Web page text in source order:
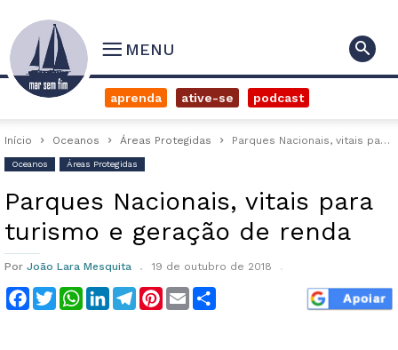
MENU
aprenda ative-se podcast
Início Oceanos Áreas Protegidas Parques Nacionais, vitais para turismo e geração de renda
Oceanos Áreas Protegidas
Parques Nacionais, vitais para
turismo e geração de renda
Por João Lara Mesquita 19 de outubro de 2018
Facebook
TwitterWhatsApp
LinkedInTelegram
Pinterest
Email